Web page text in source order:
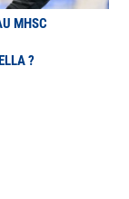
MHSC
?